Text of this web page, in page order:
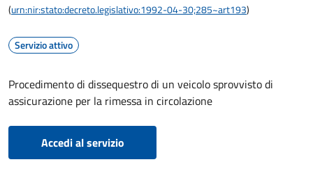
(urn:nir:stato:decreto.legislativo:1992-04-30;285~art193)
Servizio attivo
Procedimento di dissequestro di un veicolo sprovvisto di
assicurazione per la rimessa in circolazione
Accedi al servizio